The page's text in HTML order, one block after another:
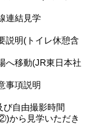
連結見学
説明(トイレ休憩含
へ移動(JR東日本社
事項説明
自由撮影時間
から見学いただき